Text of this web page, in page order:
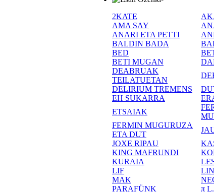
2KATE
AMA SAY
ANARI ETA PETTI
BALDIN BADA
BED
BETI MUGAN
DEABRUAK
TEILATUETAN
DELIRIUM TREMENS
EH SUKARRA
ETSAIAK
FERMIN MUGURUZA
ETA DUT
JOXE RIPAU
KING MAFRUNDI
KURAIA
LIF
MAK
PARAFÜNK
π